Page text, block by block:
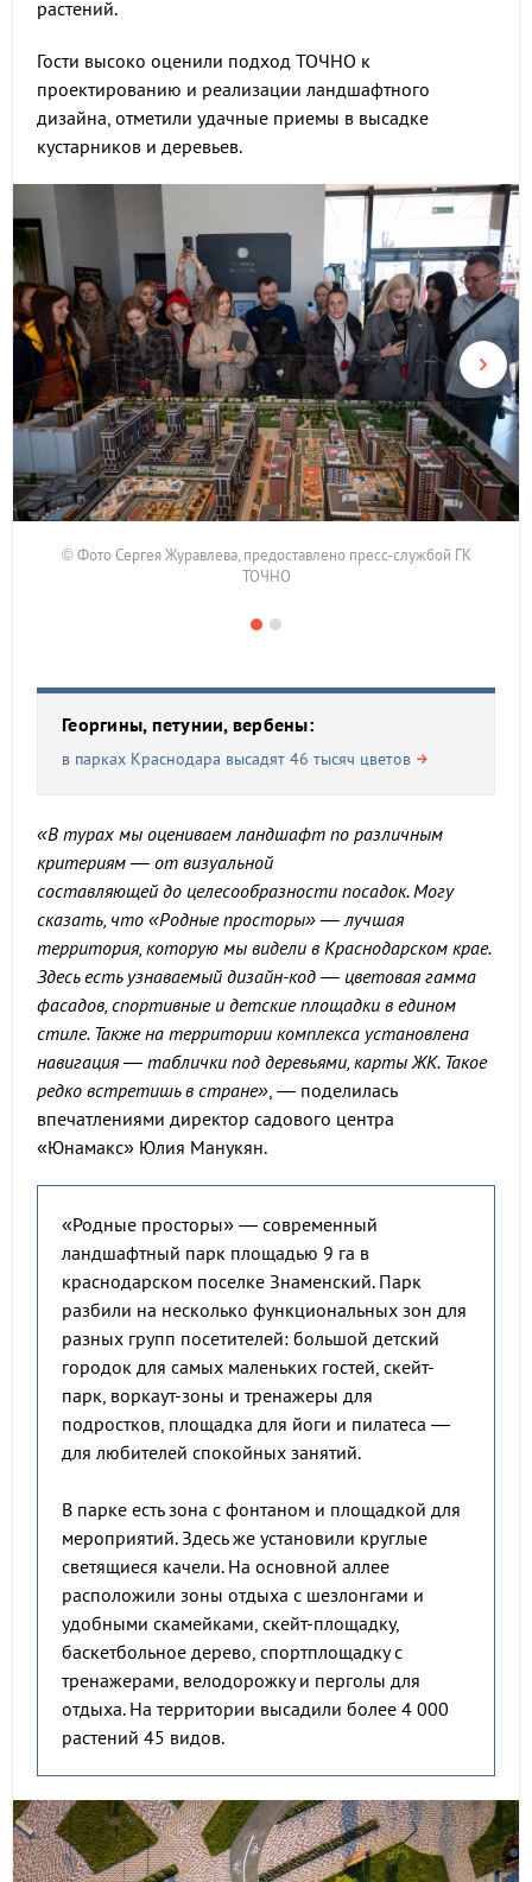
растений.
Гости высоко оценили подход ТОЧНО к
проектированию и реализации ландшафтного
дизайна, отметили удачные приемы в высадке
кустарников и деревьев.
© Фото Сергея Журавлева, предоставлено пресс-службой ГК
ТОЧНО
Георгины, петунии, вербены:
в парках Краснодара высадят 46 тысяч цветов
«В турах мы оцениваем ландшафт по различным
критериям — от визуальной
составляющей до целесообразности посадок. Могу
сказать, что «Родные просторы» — лучшая
территория, которую мы видели в Краснодарском крае.
Здесь есть узнаваемый дизайн-код — цветовая гамма
фасадов, спортивные и детские площадки в едином
стиле. Также на территории комплекса установлена
навигация — таблички под деревьями, карты ЖК. Такое
редко встретишь в стране», — поделилась
впечатлениями директор садового центра
«Юнамакс» Юлия Манукян.
«Родные просторы» — современный
ландшафтный парк площадью 9 га в
краснодарском поселке Знаменский. Парк
разбили на несколько функциональных зон для
разных групп посетителей: большой детский
городок для самых маленьких гостей, скейт-
парк, воркаут-зоны и тренажеры для
подростков, площадка для йоги и пилатеса —
для любителей спокойных занятий.
В парке есть зона с фонтаном и площадкой для
мероприятий. Здесь же установили круглые
светящиеся качели. На основной аллее
расположили зоны отдыха с шезлонгами и
удобными скамейками, скейт-площадку,
баскетбольное дерево, спортплощадку с
тренажерами, велодорожку и перголы для
отдыха. На территории высадили более 4 000
растений 45 видов.